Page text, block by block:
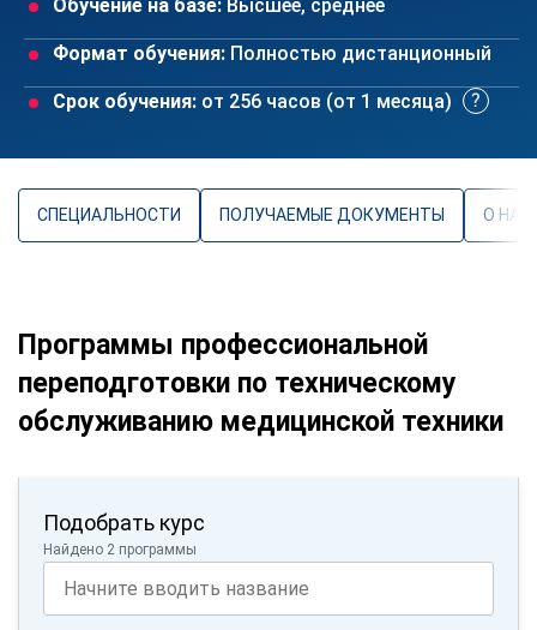
Обучение на базе: Высшее, среднее
Формат обучения: Полностью дистанционный
Срок обучения: от 256 часов (от 1 месяца)
СПЕЦИАЛЬНОСТИ ПОЛУЧАЕМЫЕ ДОКУМЕНТЫ О
Программы профессиональной
переподготовки по техническому
обслуживанию медицинской техники
Подобрать курс
Найдено 2 программы